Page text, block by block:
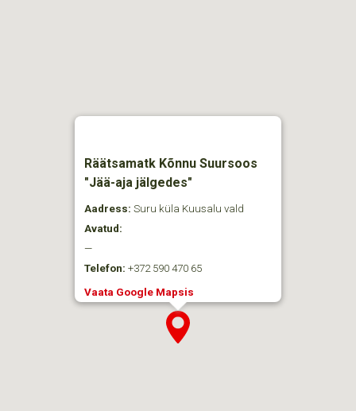
Räätsamatk Kõnnu Suursoos
"Jää-aja jälgedes"
Aadress: Suru küla Kuusalu vald
Avatud:
—
Telefon: +372 590 470 65
Vaata Google Mapsis